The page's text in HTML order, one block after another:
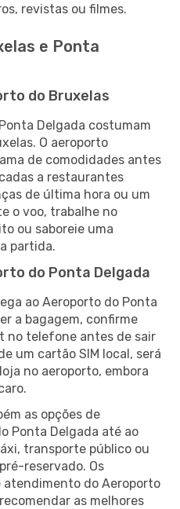
revistas ou filmes.
e Ponta
do Bruxelas
Delgada costumam
O aeroporto
de comodidades antes
a restaurantes
de última hora ou um
o voo, trabalhe no
ou saboreie uma
partida.
do Ponta Delgada
ao Aeroporto do Ponta
a bagagem, confirme
no telefone antes de sair
um cartão SIM local, será
no aeroporto, embora
as opções de
Ponta Delgada até ao
transporte público ou
reservado. Os
do Aeroporto
as melhores